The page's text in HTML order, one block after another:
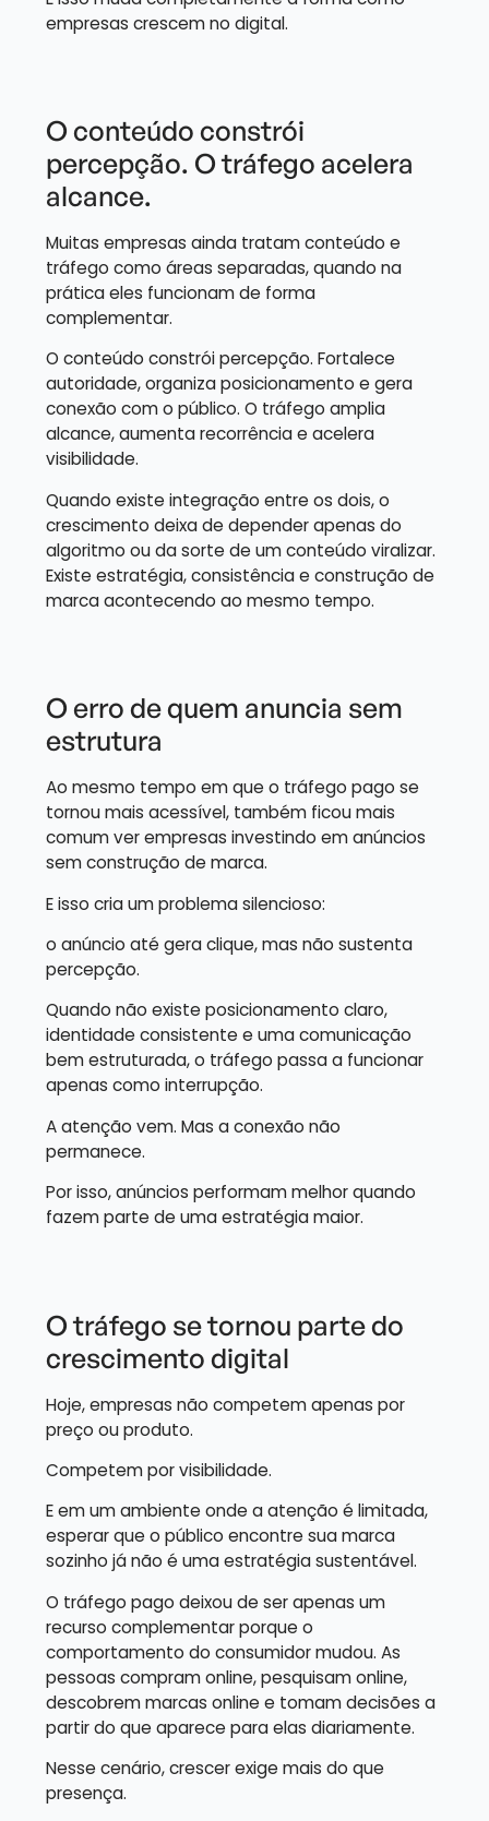
empresas crescem no digital.
O conteúdo constrói
percepção. O tráfego acelera
alcance.
Muitas empresas ainda tratam conteúdo e
tráfego como áreas separadas, quando na
prática eles funcionam de forma
complementar.
O conteúdo constrói percepção. Fortalece
autoridade, organiza posicionamento e gera
conexão com o público. O tráfego amplia
alcance, aumenta recorrência e acelera
visibilidade.
Quando existe integração entre os dois, o
crescimento deixa de depender apenas do
algoritmo ou da sorte de um conteúdo viralizar.
Existe estratégia, consistência e construção de
marca acontecendo ao mesmo tempo.
O erro de quem anuncia sem
estrutura
Ao mesmo tempo em que o tráfego pago se
tornou mais acessível, também ficou mais
comum ver empresas investindo em anúncios
sem construção de marca.
E isso cria um problema silencioso:
o anúncio até gera clique, mas não sustenta
percepção.
Quando não existe posicionamento claro,
identidade consistente e uma comunicação
bem estruturada, o tráfego passa a funcionar
apenas como interrupção.
A atenção vem. Mas a conexão não
permanece.
Por isso, anúncios performam melhor quando
fazem parte de uma estratégia maior.
O tráfego se tornou parte do
crescimento digital
Hoje, empresas não competem apenas por
preço ou produto.
Competem por visibilidade.
E em um ambiente onde a atenção é limitada,
esperar que o público encontre sua marca
sozinho já não é uma estratégia sustentável.
O tráfego pago deixou de ser apenas um
recurso complementar porque o
comportamento do consumidor mudou. As
pessoas compram online, pesquisam online,
descobrem marcas online e tomam decisões a
partir do que aparece para elas diariamente.
Nesse cenário, crescer exige mais do que
presença.